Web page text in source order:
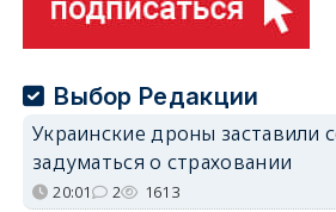
Выбор Редакции
Украинские дроны заставили
задуматься о страховании
20:01 2 1613